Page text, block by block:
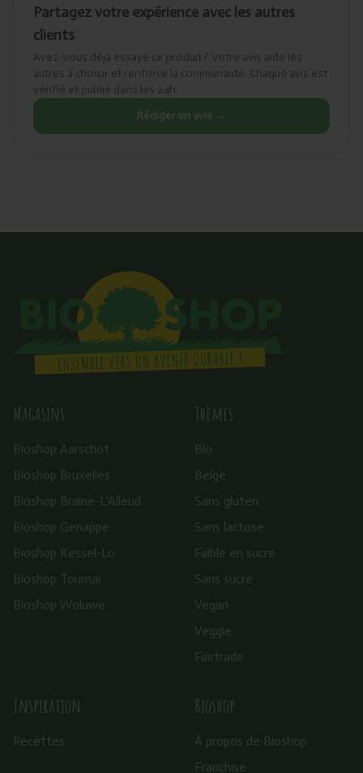
Partagez votre expérience avec les autres
clients
Avez-vous déjà essayé ce produit ? Votre avis aide les
autres à choisir et renforce la communauté. Chaque avis est
vérifié et publié dans les 24h.
Rédiger un avis →
Magasins
Bioshop Aarschot
Bioshop Bruxelles
Bioshop Braine-L’Alleud
Bioshop Genappe
Bioshop Kessel-Lo
Bioshop Tournai
Bioshop Woluwe
Thèmes
Bio
Belge
Sans gluten
Sans lactose
Faible en sucre
Sans sucre
Vegan
Veggie
Fairtrade
Inspiration
Recettes
Bioshop
À propos de Bioshop
Franchise